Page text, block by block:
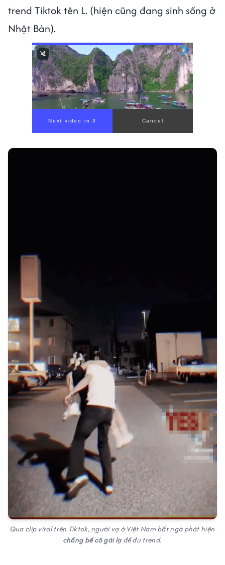
trend Tiktok tên L. (hiện cũng đang sinh sống ở
Nhật Bản).
Qua clip viral trên Tiktok, người vợ ở Việt Nam bất ngờ phát hiện
chồng bế cô gái lạ để đu trend.